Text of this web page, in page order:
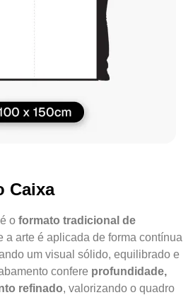
Caixa
o formato tradicional de
a arte é aplicada de forma contínua
um visual sólido, equilibrado e
confere profundidade,
refinado, valorizando o quadro